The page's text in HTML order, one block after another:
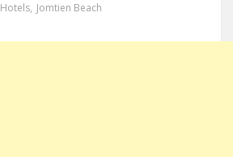
Hotels, Jomtien Beach